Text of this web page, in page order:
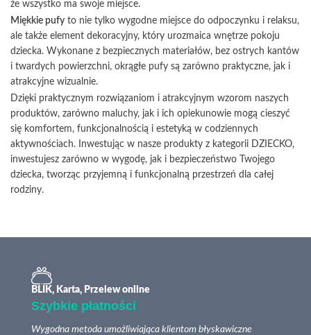
że wszystko ma swoje miejsce.
Miękkie pufy to nie tylko wygodne miejsce do odpoczynku i relaksu,
ale także element dekoracyjny, który urozmaica wnętrze pokoju
dziecka. Wykonane z bezpiecznych materiałów, bez ostrych kantów
i twardych powierzchni, okrągłe pufy są zarówno praktyczne, jak i
atrakcyjne wizualnie.
Dzięki praktycznym rozwiązaniom i atrakcyjnym wzorom naszych
produktów, zarówno maluchy, jak i ich opiekunowie mogą cieszyć
się komfortem, funkcjonalnością i estetyką w codziennych
aktywnościach. Inwestując w nasze produkty z kategorii DZIECKO,
inwestujesz zarówno w wygodę, jak i bezpieczeństwo Twojego
dziecka, tworząc przyjemną i funkcjonalną przestrzeń dla całej
rodziny.
BLIK, Karta, Przelew online
Szybkie płatności
Wygodna metoda umożliwiająca klientom błyskawiczne